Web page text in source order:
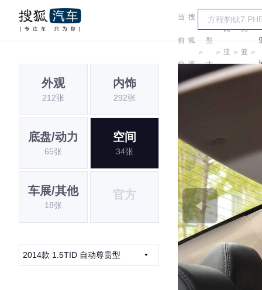
当
前
位
置:
搜
狐
汽
车
＞
车
型
大
全
＞
比
亚
迪
＞
比
亚
迪
＞
外观
212张
内饰
292张
底盘/动力
65张
空间
34张
车展/其他
18张
官方
2014款 1.5TID 自动尊贵型